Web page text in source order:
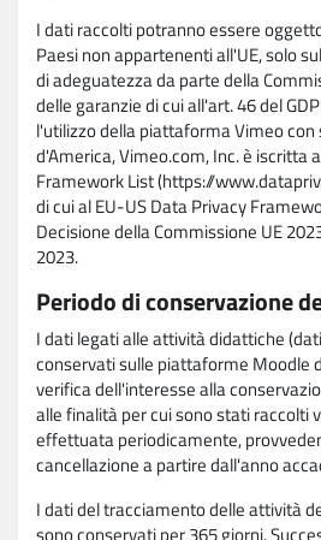
I dati raccolti potranno essere
Paesi non appartenenti all'UE, solo
di adeguatezza da parte della
delle garanzie di cui all'art. 46 del
l'utilizzo della piattaforma Vimeo con
d'America, Vimeo.com, Inc. è iscritta
Framework List (https://
di cui al EU-US Data Privacy
Decisione della Commissione UE
2023.
Periodo di conservazione
I dati legati alle attività didattiche
conservati sulle piattaforme Moodle
verifica dell'interesse alla
alle finalità per cui sono stati raccolti
effettuata periodicamente,
cancellazione a partire dall'anno
I dati del tracciamento delle attività
sono conservati per 365 giorni.